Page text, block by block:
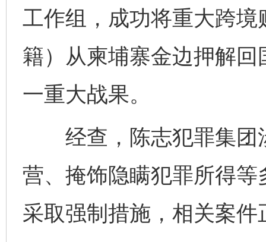
工作组，成功将重大跨
籍）从柬埔寨金边押解
一重大战果。
经查，陈志犯罪集团
营、掩饰隐瞒犯罪所得
采取强制措施，相关案